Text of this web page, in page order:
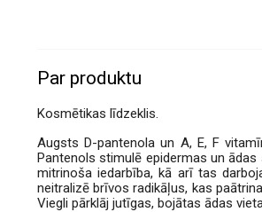
Par produktu
Kosmētikas līdzeklis.
Augsts D-pantenola un A, E, F
Pantenols stimulē epidermas un
mitrinoša iedarbība, kā arī tas
neitralizē brīvos radikāļus, kas
Viegli pārklāj jutīgas, bojātas ādas